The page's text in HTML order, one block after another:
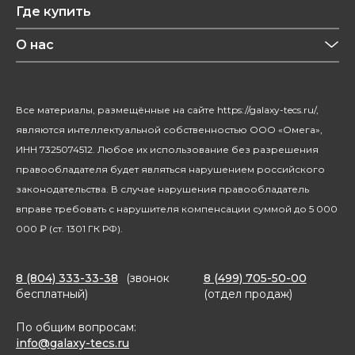
Уход за волосами
Красота и здоровье
Уход за домом
Посуда
Где купить
О нас
Благотворительность
Все материалы, размещённые на сайте https://galaxy-tecs.ru/,
являются интеллектуальной собственностью ООО «Омега»,
ИНН 7325074512. Любое их использование без разрешения
правообладателя будет являться нарушением российского
законодательства. В случае нарушения правообладатель
вправе требовать с нарушителя компенсации суммой до 5 000
000 ₽ (ст. 1301 ГК РФ).
8 (804) 333-33-38
(звонок
бесплатный)
8 (499) 705-50-00
(отдел продаж)
По общим вопросам:
info@galaxy-tecs.ru